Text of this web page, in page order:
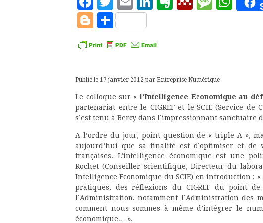
Blogger
Partager
Publié le 17 janvier 2012 par Entreprise Numérique
Le colloque sur « l’Intelligence Economique au
partenariat entre le CIGREF et le SCIE (Service de
s’est tenu à Bercy dans l’impressionnant sanctuaire
A l’ordre du jour, point question de « triple A »,
aujourd’hui que sa finalité est d’optimiser et de
françaises. L’intelligence économique est une
Rochet (Conseiller scientifique, Directeur du
Intelligence Economique du SCIE) en introduction :
pratiques, des réflexions du CIGREF du point
l’Administration, notamment l’Administration des
comment nous sommes à même d’intégrer le
économique… ».